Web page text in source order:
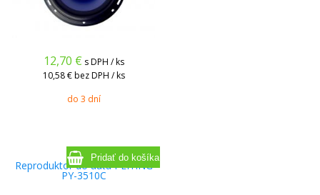
12,70 € s DPH / ks
10,58 € bez DPH / ks
do 3 dní
Reproduktor do auta PEIYING
PY-3510C